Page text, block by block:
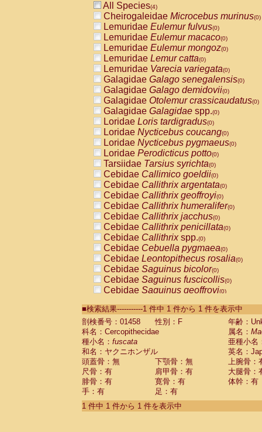
All Species(4)
Cheirogaleidae Microcebus murinus(0)
Lemuridae Eulemur fulvus(0)
Lemuridae Eulemur macaco(0)
Lemuridae Eulemur mongoz(0)
Lemuridae Lemur catta(0)
Lemuridae Varecia variegata(0)
Galagidae Galago senegalensis(0)
Galagidae Galago demidovii(0)
Galagidae Otolemur crassicaudatus(0)
Galagidae Galagidae spp.(0)
Loridae Loris tardigradus(0)
Loridae Nycticebus coucang(0)
Loridae Nycticebus pygmaeus(0)
Loridae Perodicticus potto(0)
Tarsiidae Tarsius syrichta(0)
Cebidae Callimico goeldii(0)
Cebidae Callithrix argentata(0)
Cebidae Callithrix geoffroyi(0)
Cebidae Callithrix humeralifer(0)
Cebidae Callithrix jacchus(0)
Cebidae Callithrix penicillata(0)
Cebidae Callithrixspp.(0)
Cebidae Cebuella pygmaea(0)
Cebidae Leontopithecus rosalia(0)
Cebidae Saguinus bicolor(0)
Cebidae Saguinus fuscicollis(0)
Cebidae Saguinus geoffroyi(0)
CebidaeSaguinus labiatus(0)
Cebidae Saguinus leucopus (0)
CebidaeSaguinus midas
Cebidae
CebidaeSaguinus nigricollis (1)
Cebidae Saguinus oedipus
Cebidae Saguinus weddelli
Cebidae Saguinusspp.
Cebidae Aotus trivirgatus
Cebidae Cebus albifrons
■検索結果-----------1 件中 1 件から 1 件を表示中
剖検番号：01458
性別：F
年齢：
科名：Cercopithecidae
属名：
種小名： fuscata
亜種小名
和名：ヤクニホンザル
英名：
頭蓋骨：無
下顎骨：無
上腕骨：
尺骨：有
肩甲骨：有
大腿骨：
腓骨：有
寛骨：有
体幹：有
手：有
足：有
1 件中 1 件から 1 件を表示中